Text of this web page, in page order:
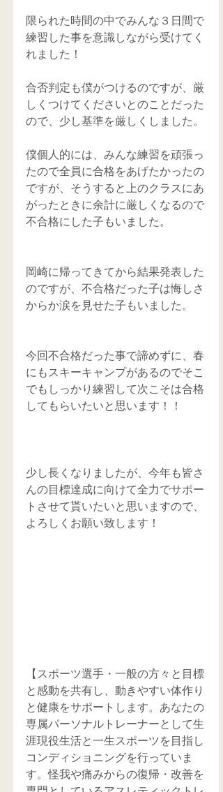
限られた時間の中でみんな３日間で
練習した事を意識しながら受けてく
れました！
合否判定も僕がつけるのですが、厳
しくつけてくださいとのことだった
ので、少し基準を厳しくしました。
僕個人的には、みんな練習を頑張っ
たので全員に合格をあげたかったの
ですが、そうすると上のクラスにあ
がったときに余計に厳しくなるので
不合格にした子もいました。
岡崎に帰ってきてから結果発表した
のですが、不合格だった子は悔しさ
からか涙を見せた子もいました。
今回不合格だった事で諦めずに、春
にもスキーキャンプがあるのでそこ
でもしっかり練習して次こそは合格
してもらいたいと思います！！
少し長くなりましたが、今年も皆さ
んの目標達成に向けて全力でサポー
トさせて貰いたいと思いますので、
よろしくお願い致します！
【スポーツ選手・一般の方々と目標
と感動を共有し、動きやすい体作り
と健康をサポートします。あなたの
専属パーソナルトレーナーとして生
涯現役生活と一生スポーツを目指し
コンディショニングを行っていま
す。怪我や痛みからの復帰・改善を